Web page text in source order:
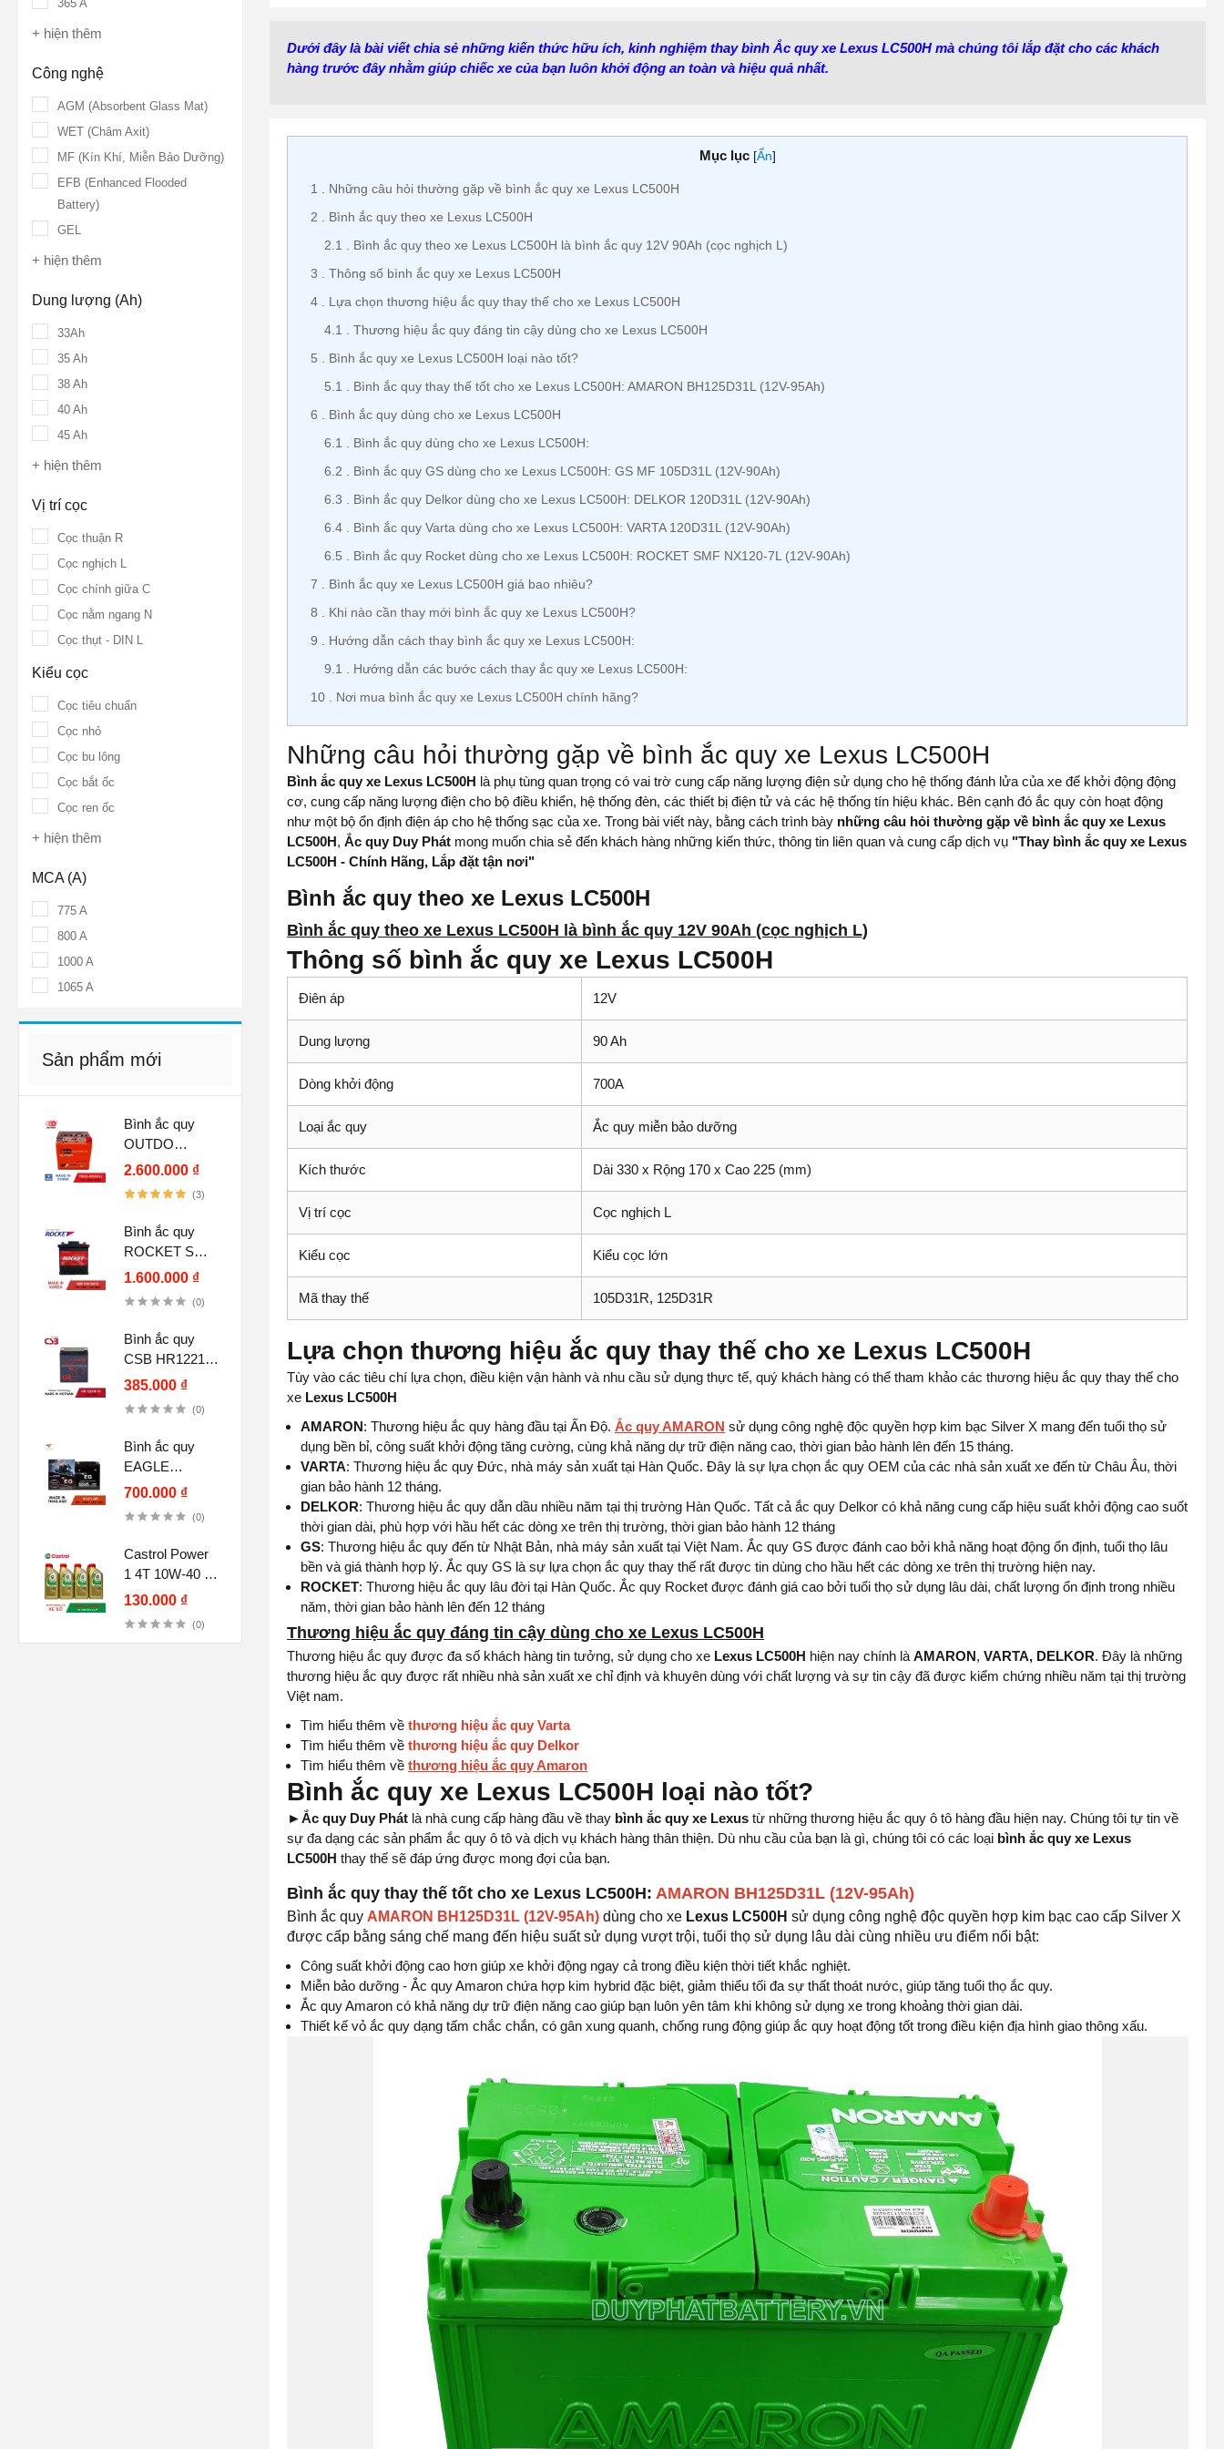
365 A
+ hiện thêm
Công nghệ
AGM (Absorbent Glass Mat)
WET (Châm Axit)
MF (Kín Khí, Miễn Bảo Dưỡng)
EFB (Enhanced Flooded
Battery)
GEL
+ hiện thêm
Dung lượng (Ah)
33Ah
35 Ah
38 Ah
40 Ah
45 Ah
+ hiện thêm
Vị trí cọc
Cọc thuận R
Cọc nghịch L
Cọc chính giữa C
Cọc nằm ngang N
Cọc thụt - DIN L
Kiểu cọc
Cọc tiêu chuẩn
Cọc nhỏ
Cọc bu lông
Cọc bắt ốc
Cọc ren ốc
+ hiện thêm
MCA (A)
775 A
800 A
1000 A
1065 A
Sản phẩm mới
Bình ắc quy
OUTDO
YB32L-BS GEL
2.600.000 ₫
(3)
Bình ắc quy
ROCKET SMF
DIN 54018 12V
1.600.000 ₫
(0)
Bình ắc quy
CSB HR1221W
F2, 12V 5Ah
385.000 ₫
(0)
Bình ắc quy
EAGLE
HCX7L-MF
hãng
700.000 ₫
(0)
Castrol Power
1 4T 10W-40 (1
lít) cho xe số,
130.000 ₫
(0)
Dưới đây là bài viết chia sẻ những kiến thức hữu ích, kinh nghiệm thay bình Ắc quy xe Lexus LC500H mà chúng tôi lắp đặt cho các khách
hàng trước đây nhằm giúp chiếc xe của bạn luôn khởi động an toàn và hiệu quả nhất.
Mục lục [Ẩn]
1
Những câu hỏi thường gặp về bình ắc quy xe Lexus LC500H
2
Bình ắc quy theo xe Lexus LC500H
2.1
Bình ắc quy theo xe Lexus LC500H là bình ắc quy 12V 90Ah (cọc nghịch L)
3
Thông số bình ắc quy xe Lexus LC500H
4
Lựa chọn thương hiệu ắc quy thay thế cho xe Lexus LC500H
4.1
Thương hiệu ắc quy đáng tin cậy dùng cho xe Lexus LC500H
5
Bình ắc quy xe Lexus LC500H loại nào tốt?
5.1
Bình ắc quy thay thế tốt cho xe Lexus LC500H: AMARON BH125D31L (12V-95Ah)
6
Bình ắc quy dùng cho xe Lexus LC500H
6.1
Bình ắc quy dùng cho xe Lexus LC500H:
6.2
Bình ắc quy GS dùng cho xe Lexus LC500H: GS MF 105D31L (12V-90Ah)
6.3
Bình ắc quy Delkor dùng cho xe Lexus LC500H: DELKOR 120D31L (12V-90Ah)
6.4
Bình ắc quy Varta dùng cho xe Lexus LC500H: VARTA 120D31L (12V-90Ah)
6.5
Bình ắc quy Rocket dùng cho xe Lexus LC500H: ROCKET SMF NX120-7L (12V-90Ah)
7
Bình ắc quy xe Lexus LC500H giá bao nhiêu?
8
Khi nào cần thay mới bình ắc quy xe Lexus LC500H?
9
Hướng dẫn cách thay bình ắc quy xe Lexus LC500H:
9.1
Hướng dẫn các bước cách thay ắc quy xe Lexus LC500H:
10
Nơi mua bình ắc quy xe Lexus LC500H chính hãng?
Những câu hỏi thường gặp về bình ắc quy xe Lexus LC500H
Bình ắc quy xe Lexus LC500H là phụ tùng quan trọng có vai trờ cung cấp năng lượng điện sử dụng cho hệ thống đánh lửa của xe để khởi động động
cơ, cung cấp năng lượng điện cho bộ điều khiển, hệ thống đèn, các thiết bị điện tử và các hệ thống tín hiệu khác. Bên cạnh đó ắc quy còn hoạt động
như một bộ ổn định điện áp cho hệ thống sạc của xe. Trong bài viết này, bằng cách trình bày những câu hỏi thường gặp về bình ắc quy xe Lexus
LC500H,Ắc quy Duy Phát mong muốn chia sẻ đến khách hàng những kiến thức, thông tin liên quan và cung cấp dịch vụ "Thay bình ắc quy xe Lexus
LC500H - Chính Hãng, Lắp đặt tận nơi"
Bình ắc quy theo xe Lexus LC500H
Bình ắc quy theo xe Lexus LC500H là bình ắc quy 12V 90Ah (cọc nghịch L)
Thông số bình ắc quy xe Lexus LC500H
Điên áp 12V
Dung lượng 90 Ah
Dòng khởi động 700A
Loại ắc quy Ắc quy miễn bảo dưỡng
Kích thước Dài 330 x Rộng 170 x Cao 225 (mm)
Vị trí cọc Cọc nghịch L
Kiểu cọc Kiểu cọc lớn
Mã thay thế 105D31R, 125D31R
Lựa chọn thương hiệu ắc quy thay thế cho xe Lexus LC500H
Tùy vào các tiêu chí lựa chọn, điều kiện vận hành và nhu cầu sử dụng thực tế, quý khách hàng có thể tham khảo các thương hiệu ắc quy thay thế cho
xe Lexus LC500H
AMARON: Thương hiệu ắc quy hàng đầu tại Ấn Độ.Ắc quy AMARON sử dụng công nghệ độc quyền hợp kim bạc Silver X mang đến tuổi thọ sử
dụng bền bỉ, công suất khởi động tăng cường, cùng khả năng dự trữ điện năng cao, thời gian bảo hành lên đến 15 tháng.
VARTA: Thương hiệu ắc quy Đức, nhà máy sản xuất tại Hàn Quốc. Đây là sự lựa chọn ắc quy OEM của các nhà sản xuất xe đến từ Châu Âu, thời
gian bảo hành 12 tháng.
DELKOR: Thương hiệu ắc quy dẫn dầu nhiều năm tại thị trường Hàn Quốc. Tất cả ắc quy Delkor có khả năng cung cấp hiệu suất khởi động cao suốt
thời gian dài, phù hợp với hầu hết các dòng xe trên thị trường, thời gian bảo hành 12 tháng
GS: Thương hiệu ắc quy đến từ Nhật Bản, nhà máy sản xuất tại Việt Nam. Ắc quy GS được đánh cao bởi khả năng hoạt động ổn định, tuổi thọ lâu
bền và giá thành hợp lý. Ắc quy GS là sự lựa chọn ắc quy thay thế rất được tin dùng cho hầu hết các dòng xe trên thị trường hiện nay.
ROCKET: Thương hiệu ắc quy lâu đời tại Hàn Quốc. Ắc quy Rocket được đánh giá cao bởi tuổi thọ sử dụng lâu dài, chất lượng ổn định trong nhiều
năm, thời gian bảo hành lên đến 12 tháng
Thương hiệu ắc quy đáng tin cậy dùng cho xe Lexus LC500H
Thương hiệu ắc quy được đa số khách hàng tin tưởng, sử dụng cho xe Lexus LC500H hiện nay chính làAMARON,VARTA, DELKOR. Đây là những
thương hiệu ắc quy được rất nhiều nhà sản xuất xe chỉ định và khuyên dùng với chất lượng và sự tin cậy đã được kiểm chứng nhiều năm tại thị trường
Việt nam.
Tìm hiểu thêm vềthương hiệu ắc quy Varta
Tìm hiểu thêm vềthương hiệu ắc quy Delkor
Tìm hiểu thêm vềthương hiệu ắc quy Amaron
Bình ắc quy xe Lexus LC500H loại nào tốt?
►Ắc quy Duy Phát là nhà cung cấp hàng đầu về thay bình ắc quy xe Lexustừ những thương hiệu ắc quy ô tô hàng đầu hiện nay. Chúng tôi tự tin về
sự đa dạng các sản phẩm ắc quy ô tô và dịch vụ khách hàng thân thiện. Dù nhu cầu của bạn là gì, chúng tôi có các loại bình ắc quy xe Lexus
LC500H thay thế sẽ đáp ứng được mong đợi của bạn.
Bình ắc quy thay thế tốt cho xe Lexus LC500H:AMARON BH125D31L (12V-95Ah)
Bình ắc quy AMARON BH125D31L (12V-95Ah) dùng cho xe Lexus LC500H sử dụng công nghệ độc quyền hợp kim bạc cao cấp Silver X
được cấp bằng sáng chế mang đến hiệu suất sử dụng vượt trội, tuổi thọ sử dụng lâu dài cùng nhiều ưu điểm nổi bật:
Công suất khởi động cao hơn giúp xe khởi động ngay cả trong điều kiện thời tiết khắc nghiệt.
Miễn bảo dưỡng - Ắc quy Amaron chứa hợp kim hybrid đặc biệt, giảm thiểu tối đa sự thất thoát nước, giúp tăng tuổi thọ ắc quy.
Ắc quy Amaron có khả năng dự trữ điện năng cao giúp bạn luôn yên tâm khi không sử dụng xe trong khoảng thời gian dài.
Thiết kế vỏ ắc quy dạng tấm chắc chắn, có gân xung quanh, chống rung động giúp ắc quy hoạt động tốt trong điều kiện địa hình giao thông xấu.